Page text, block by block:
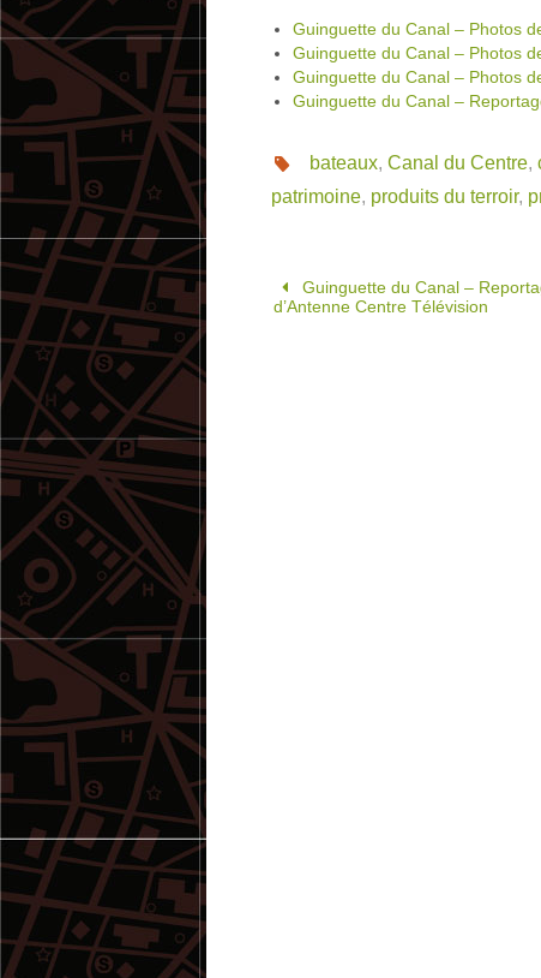
Guinguette du Canal – Photos
Guinguette du Canal – Photos
Guinguette du Canal – Photos
Guinguette du Canal –
bateaux, Canal du Centre,
patrimoine, produits du terroir,
Guinguette du Canal –
d’Antenne Centre Télévision